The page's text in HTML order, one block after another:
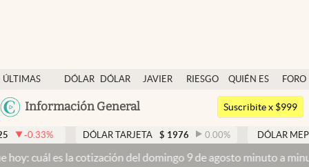
ÚLTIMAS
NOTICIAS
DÓLAR
DÓLAR
JAVIER
RIESGO
QUIÉN ES
QUIÉN
FORO
Argentina
México
Información General
Dólar
Members
Economía y Política
Finanzas y Mercados
Suscribite x $999
DÓLAR TARJETA $ 1976 0.00% DÓLAR MEP $ 1526,03
la cotización del domingo 9 de agosto minuto a minutoDólar